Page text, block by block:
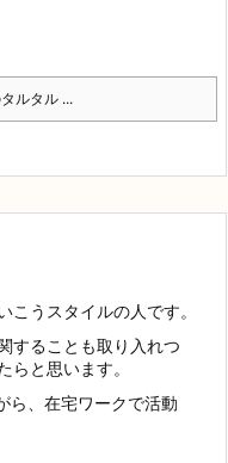
ルタル ...
うスタイルの人です。
することも取り入れつ
らと思います。
ら、在宅ワークで活動